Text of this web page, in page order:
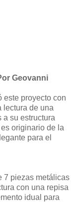
Geovanni
este proyecto con
lectura de una
a su estructura
originario de la
para el
7 piezas metálicas
con una repisa
idual para